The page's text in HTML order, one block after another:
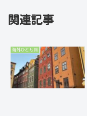
関連記事
海外ひとり旅